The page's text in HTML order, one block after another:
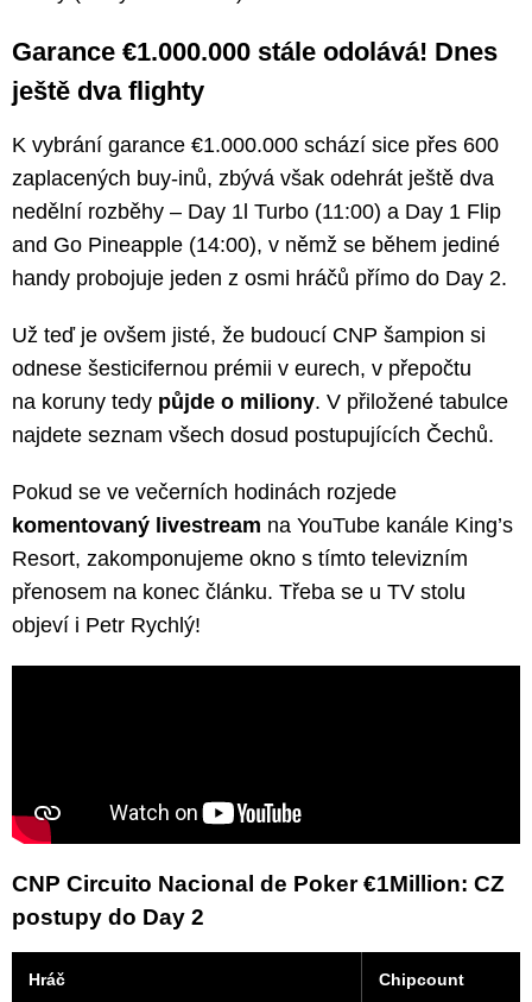
Garance €1.000.000 stále odolává! Dnes
ještě dva flighty
K vybrání garance €1.000.000 schází sice přes 600
zaplacených buy-inů, zbývá však odehrát ještě dva
nedělní rozběhy – Day 1l Turbo (11:00) a Day 1 Flip
and Go Pineapple (14:00), v němž se během jediné
handy probojuje jeden z osmi hráčů přímo do Day 2.
Už teď je ovšem jisté, že budoucí CNP šampion si
odnese šesticifernou prémii v eurech, v přepočtu
na koruny tedy půjde o miliony. V přiložené tabulce
najdete seznam všech dosud postupujících Čechů.
Pokud se ve večerních hodinách rozjede
komentovaný livestream na YouTube kanále King’s
Resort, zakomponujeme okno s tímto televizním
přenosem na konec článku. Třeba se u TV stolu
objeví i Petr Rychlý!
CNP Circuito Nacional de Poker €1Million: CZ
postupy do Day 2
Hráč Chipcount